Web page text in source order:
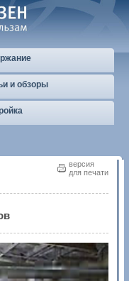
и обзоры
версия
для печати